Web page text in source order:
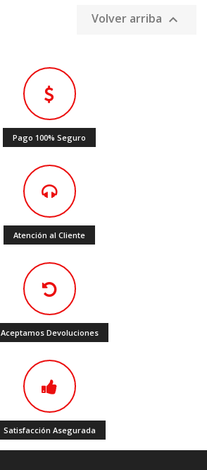
Volver arriba 
Pago 100% Seguro
Atención al Cliente
Aceptamos Devoluciones
Satisfacción Asegurada